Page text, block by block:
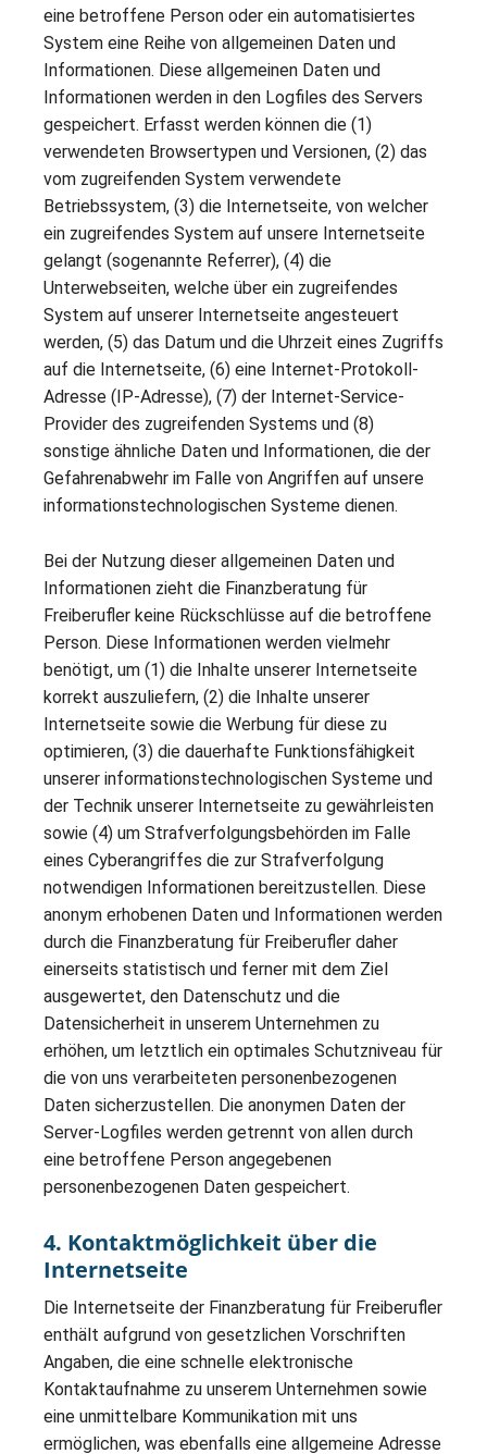
eine betroffene Person oder ein automatisiertes
System eine Reihe von allgemeinen Daten und
Informationen. Diese allgemeinen Daten und
Informationen werden in den Logfiles des Servers
gespeichert. Erfasst werden können die (1)
verwendeten Browsertypen und Versionen, (2) das
vom zugreifenden System verwendete
Betriebssystem, (3) die Internetseite, von welcher
ein zugreifendes System auf unsere Internetseite
gelangt (sogenannte Referrer), (4) die
Unterwebseiten, welche über ein zugreifendes
System auf unserer Internetseite angesteuert
werden, (5) das Datum und die Uhrzeit eines Zugriffs
auf die Internetseite, (6) eine Internet-Protokoll-
Adresse (IP-Adresse), (7) der Internet-Service-
Provider des zugreifenden Systems und (8)
sonstige ähnliche Daten und Informationen, die der
Gefahrenabwehr im Falle von Angriffen auf unsere
informationstechnologischen Systeme dienen.
Bei der Nutzung dieser allgemeinen Daten und
Informationen zieht die Finanzberatung für
Freiberufler keine Rückschlüsse auf die betroffene
Person. Diese Informationen werden vielmehr
benötigt, um (1) die Inhalte unserer Internetseite
korrekt auszuliefern, (2) die Inhalte unserer
Internetseite sowie die Werbung für diese zu
optimieren, (3) die dauerhafte Funktionsfähigkeit
unserer informationstechnologischen Systeme und
der Technik unserer Internetseite zu gewährleisten
sowie (4) um Strafverfolgungsbehörden im Falle
eines Cyberangriffes die zur Strafverfolgung
notwendigen Informationen bereitzustellen. Diese
anonym erhobenen Daten und Informationen werden
durch die Finanzberatung für Freiberufler daher
einerseits statistisch und ferner mit dem Ziel
ausgewertet, den Datenschutz und die
Datensicherheit in unserem Unternehmen zu
erhöhen, um letztlich ein optimales Schutzniveau für
die von uns verarbeiteten personenbezogenen
Daten sicherzustellen. Die anonymen Daten der
Server-Logfiles werden getrennt von allen durch
eine betroffene Person angegebenen
personenbezogenen Daten gespeichert.
4. Kontaktmöglichkeit über die
Internetseite
Die Internetseite der Finanzberatung für Freiberufler
enthält aufgrund von gesetzlichen Vorschriften
Angaben, die eine schnelle elektronische
Kontaktaufnahme zu unserem Unternehmen sowie
eine unmittelbare Kommunikation mit uns
ermöglichen, was ebenfalls eine allgemeine Adresse